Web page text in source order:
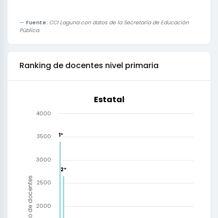
Fuente: CCI Laguna con datos de la Secretaría de Educación
Pública.
Ranking de docentes nivel primaria
Estatal
1º
1º
2º
2º
2000
2500
3000
3500
4000